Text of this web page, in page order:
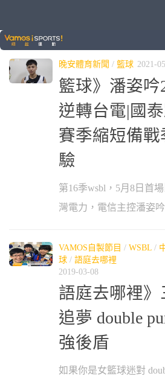
標籤：WSBL
晚安體育新聞 / 籃球 2021-
籃球》潘姿吟
逆轉台電|國
賽季縮短備
驗
第16季wsbl，5月8日首
灣電力，電信主控潘姿
VAMOS自製節目 / WSBL /
球 / 語庭去哪裡
2019-03-08
語庭去哪裡》
追夢 double
強後盾
如果你是女籃球迷對